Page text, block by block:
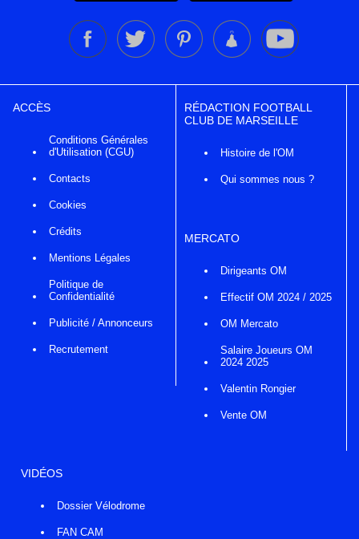
ACCÈS
Conditions Générales
d'Utilisation (CGU)
Contacts
Cookies
Crédits
Mentions Légales
Politique de
Confidentialité
Publicité / Annonceurs
Recrutement
RÉDACTION FOOTBALL
CLUB DE MARSEILLE
Histoire de l'OM
Qui sommes nous ?
MERCATO
Dirigeants OM
Effectif OM 2024 / 2025
OM Mercato
Salaire Joueurs OM
2024 2025
Valentin Rongier
Vente OM
VIDÉOS
Dossier Vélodrome
FAN CAM